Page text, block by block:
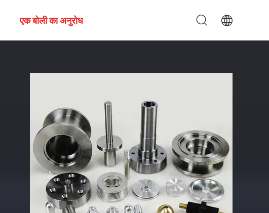
एक बोली का अनुरोध